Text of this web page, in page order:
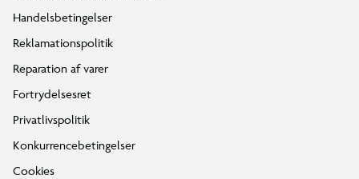
Handelsbetingelser
Reklamationspolitik
Reparation af varer
Fortrydelsesret
Privatlivspolitik
Konkurrencebetingelser
Cookies